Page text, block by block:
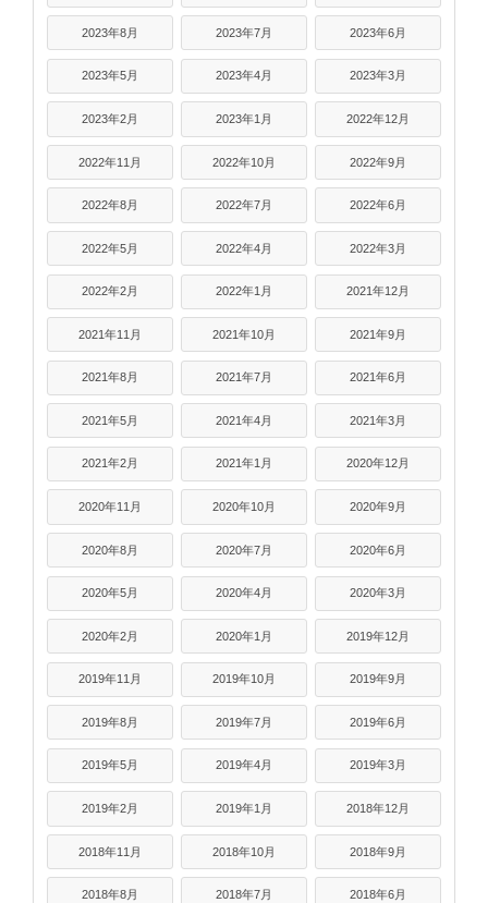
2023年8月 2023年7月 2023年6月
2023年5月 2023年4月 2023年3月
2023年2月 2023年1月 2022年12月
2022年11月 2022年10月 2022年9月
2022年8月 2022年7月 2022年6月
2022年5月 2022年4月 2022年3月
2022年2月 2022年1月 2021年12月
2021年11月 2021年10月 2021年9月
2021年8月 2021年7月 2021年6月
2021年5月 2021年4月 2021年3月
2021年2月 2021年1月 2020年12月
2020年11月 2020年10月 2020年9月
2020年8月 2020年7月 2020年6月
2020年5月 2020年4月 2020年3月
2020年2月 2020年1月 2019年12月
2019年11月 2019年10月 2019年9月
2019年8月 2019年7月 2019年6月
2019年5月 2019年4月 2019年3月
2019年2月 2019年1月 2018年12月
2018年11月 2018年10月 2018年9月
2018年8月 2018年7月 2018年6月